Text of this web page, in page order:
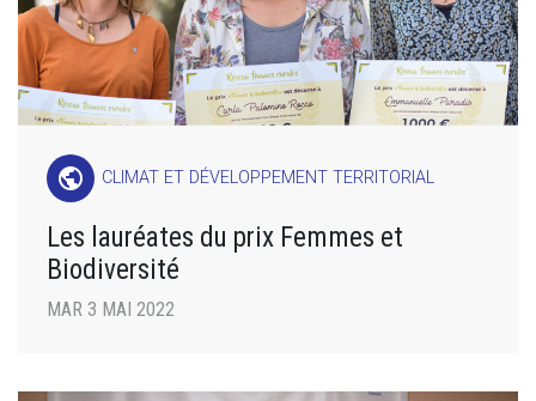
public CLIMAT ET DÉVELOPPEMENT TERRITORIAL
Les lauréates du prix Femmes et
Biodiversité
MAR 3 MAI 2022